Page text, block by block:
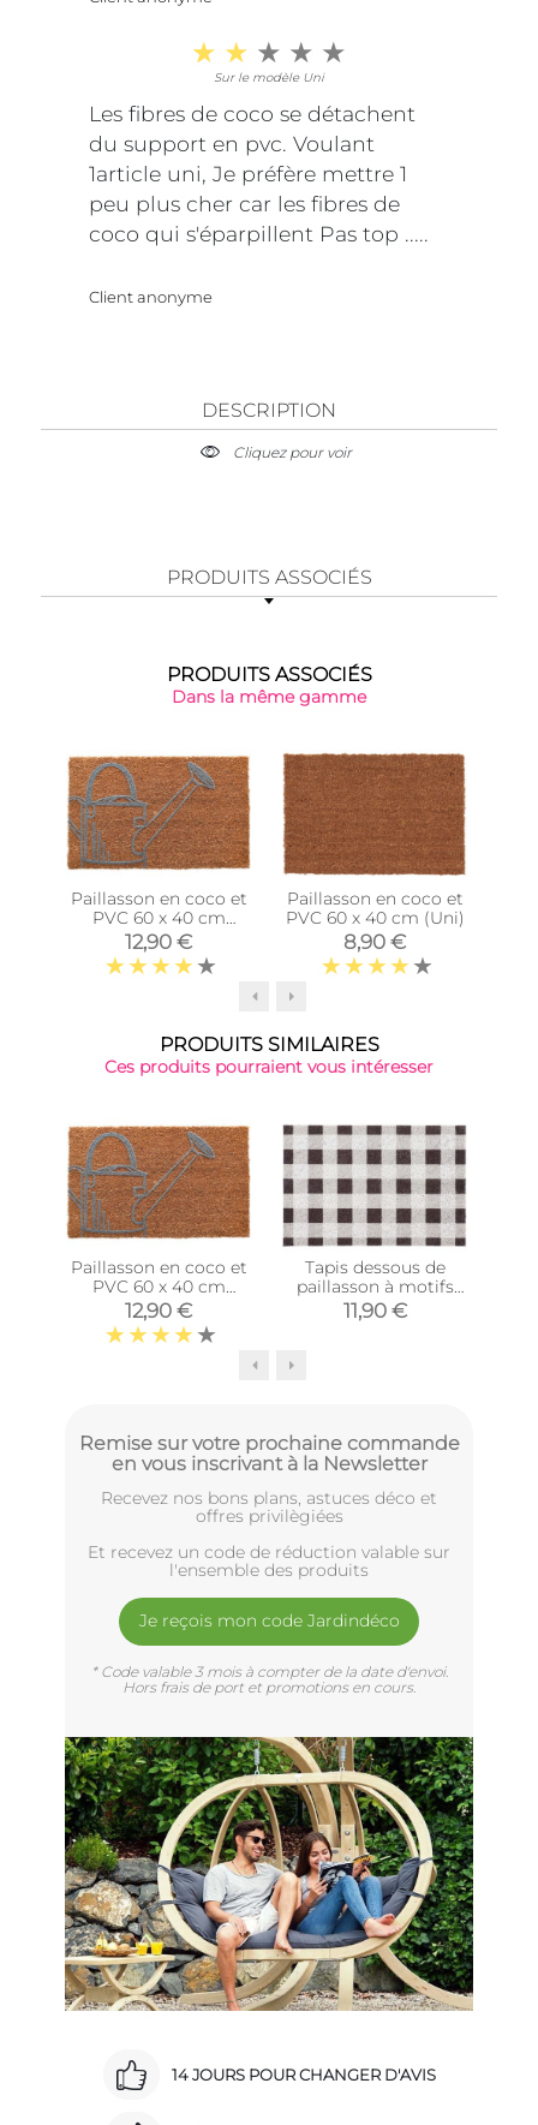
Sur le modèle Uni
Les fibres de coco se détachent
du support en pvc. Voulant
1article uni, Je préfère mettre 1
peu plus cher car les fibres de
coco qui s'éparpillent Pas top .....
Client anonyme
DESCRIPTION
Cliquez pour voir
PRODUITS ASSOCIÉS
PRODUITS ASSOCIÉS
Dans la même gamme
Paillasson en coco et
PVC 60 x 40 cm
(Arrosoir)
12,90 €
Paillasson en coco et
PVC 60 x 40 cm (Uni)
8,90 €
PRODUITS SIMILAIRES
Ces produits pourraient vous intéresser
Paillasson en coco et
PVC 60 x 40 cm
(Arrosoir)
12,90 €
Tapis dessous de
paillasson à motifs
(Carreaux)
11,90 €
Remise sur votre prochaine commande
en vous inscrivant à la Newsletter
Recevez nos bons plans, astuces déco et
offres privilègiées
Et recevez un code de réduction valable sur
l'ensemble des produits
Je reçois mon code Jardindéco
* Code valable 3 mois à compter de la date d'envoi.
Hors frais de port et promotions en cours.
14 JOURS POUR CHANGER D'AVIS